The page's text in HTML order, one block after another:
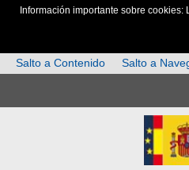
Información importante sobre
Salto a Contenido
Salto a